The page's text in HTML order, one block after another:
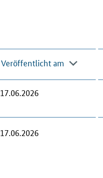
Veröffent­licht am
17.06.2026
17.06.2026